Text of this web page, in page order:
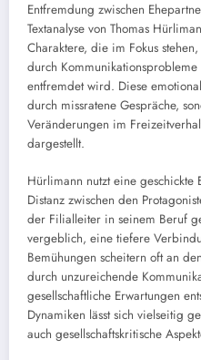
Entfremdung zwischen
Textanalyse von Thomas
Charaktere, die im Fokus
durch
entfremdet wird. Diese
durch missratene Gespräche,
Veränderungen im
dargestellt.
Hürlimann nutzt eine geschickte
Distanz zwischen den
der Filialleiter in seinem Beruf
vergeblich, eine tiefere
Bemühungen scheitern oft an
durch unzureichende
gesellschaftliche Erwartungen
Dynamiken lässt sich vielseitig
auch gesellschaftskritische